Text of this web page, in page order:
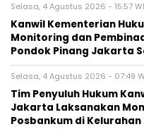
Selasa, 4 Agustus 2026 - 15:57
Kanwil Kementerian
Monitoring dan
Pondok Pinang Jakarta
Selasa, 4 Agustus 2026 - 07:49
Tim Penyuluh Hukum
Jakarta Laksanakan
Posbankum di